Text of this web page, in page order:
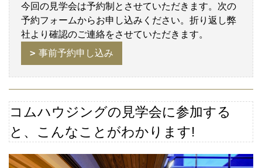
今回の見学会は予約制とさせていただきます。次の
予約フォームからお申し込みください。折り返し弊
社より確認のご連絡をさせていただきます。
事前予約申し込み
コムハウジングの見学会に参加する
と、こんなことがわかります!